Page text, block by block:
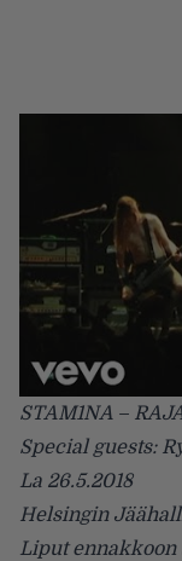
STAM1NA –
Special guests:
La 26.5.2018
Helsingin
Liput